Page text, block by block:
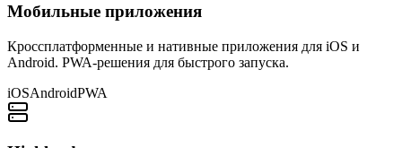
Мобильные приложения
Кроссплатформенные и нативные приложения для iOS и
Android. PWA-решения для быстрого запуска.
iOSAndroidPWA